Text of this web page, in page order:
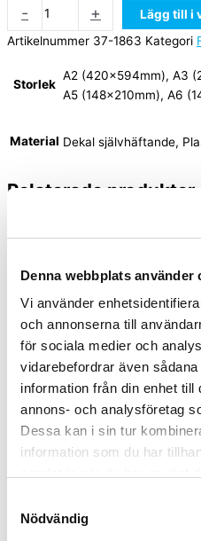
Denna webbplats använder
Vi använder
och annonserna till
för sociala medier och
vidarebefordrar även
information från din enhet till
annons- och analysföretag
Dessa kan i sin tur
information som du har
Nödvändig
- +
Lägg till i
Artikelnummer 37-1863 Kategori
Storlek
A2 (420x594mm), A3
A5 (148x210mm), A6
Material Dekal självhäftande,
Relaterade produkter
Förbudsskylt
alternativ
Förbudsskyltar
Förbudsskylt
obehöriga äga ej
Från:80,00kr64,00kr ink.